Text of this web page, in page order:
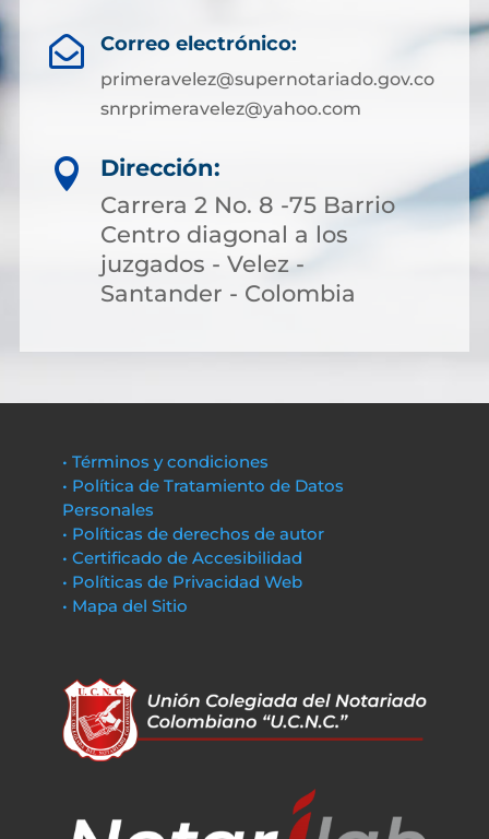
 Correo electrónico:
primeravelez@supernotariado.gov.co
snrprimeravelez@yahoo.com

Dirección:
Carrera 2 No. 8 -75 Barrio
Centro diagonal a los
juzgados - Velez -
Santander - Colombia
• Términos y condiciones
• Política de Tratamiento de Datos
Personales
• Políticas de derechos de autor
• Certificado de Accesibilidad
• Políticas de Privacidad Web
• Mapa del Sitio